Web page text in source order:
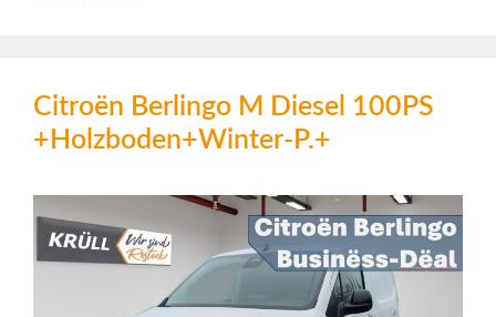
Citroën Berlingo M Diesel 100PS
+Holzboden+Winter-P.+